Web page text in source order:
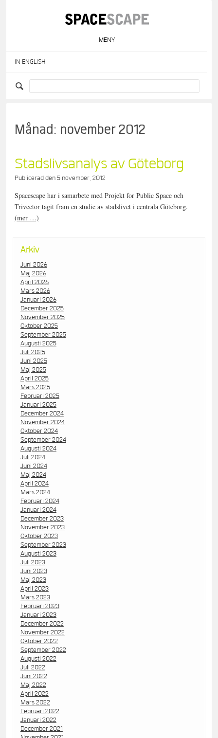
MENY
IN ENGLISH
Månad: november 2012
Stadslivsanalys av Göteborg
Publicerad den5 november, 2012
Spacescape har i samarbete med Projekt for Public Space och
Trivector tagit fram en studie av stadslivet i centrala Göteborg.
(mer …)
Arkiv
Juni 2026
Maj 2026
April 2026
Mars 2026
Januari 2026
December 2025
November 2025
Oktober 2025
September 2025
Augusti 2025
Juli 2025
Juni 2025
Maj 2025
April 2025
Mars 2025
Februari 2025
Januari 2025
December 2024
November 2024
Oktober 2024
September 2024
Augusti 2024
Juli 2024
Juni 2024
Maj 2024
April 2024
Mars 2024
Februari 2024
Januari 2024
December 2023
November 2023
Oktober 2023
September 2023
Augusti 2023
Juli 2023
Juni 2023
Maj 2023
April 2023
Mars 2023
Februari 2023
Januari 2023
December 2022
November 2022
Oktober 2022
September 2022
Augusti 2022
Juli 2022
Juni 2022
Maj 2022
April 2022
Mars 2022
Februari 2022
Januari 2022
December 2021